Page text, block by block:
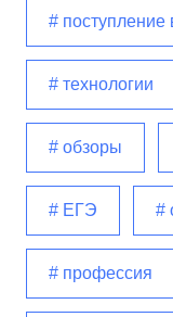
# поступление
# технологии
# обзоры
# ЕГЭ #
# профессия